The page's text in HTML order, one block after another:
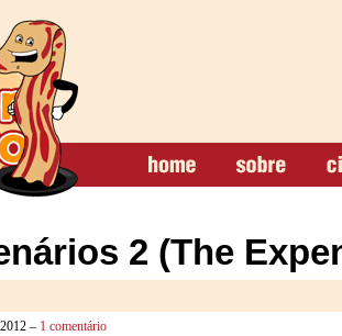
2 (The
– 1 comentário